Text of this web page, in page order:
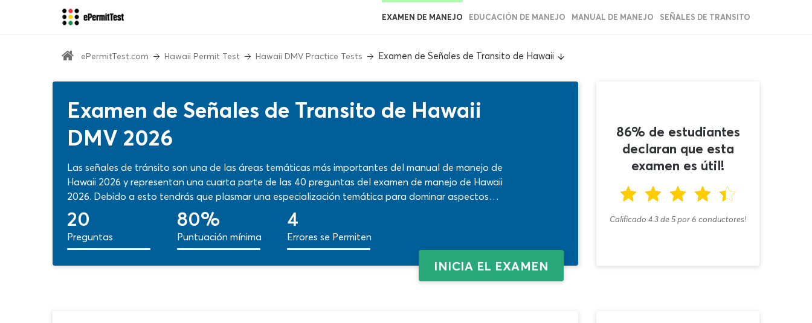
EXAMEN DE MANEJO EDUCACIÓN DE MANEJO MANUAL DE MANEJO SEÑALES DE TRANSITO
ePermitTest.com Hawaii Permit Test Hawaii DMV Practice Tests Examen de Señales de Transito de Hawaii
Examen de Señales de Transito de Hawaii
DMV 2026
Las señales de tránsito son una de las áreas temáticas más importantes del manual de manejo de
Hawaii 2026 y representan una cuarta parte de las 40 preguntas del examen de manejo de Hawaii
2026. Debido a esto tendrás que plasmar una especialización temática para dominar aspectos
relacionados con señalamientos viales, señales de tráfico, rótulos oficiales y otros elementos visuales.
¡Comienza tu entrenamiento específico con este test DMV sin costo!
20
Preguntas
80%
Puntuación mínima
4
Errores se Permiten
INICIA EL EXAMEN
86% de estudiantes
declaran que esta
examen es útil!
Calificado 4.3de5 por6 conductores!